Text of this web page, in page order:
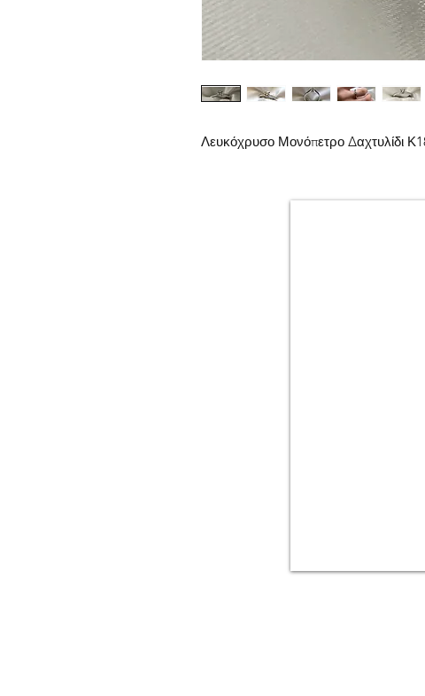
Λευκόχρυσο Μονόπετρο Δαχτυλίδι